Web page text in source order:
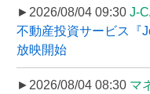
►2026/08/04 09:30 J-
不動産投資サービス『
放映開始
►2026/08/04 08:30 マ